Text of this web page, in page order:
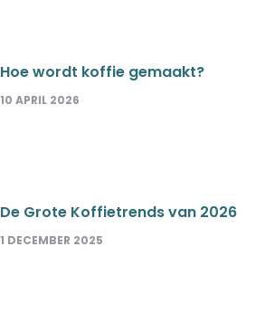
Hoe wordt koffie gemaakt?
10 APRIL 2026
De Grote Koffietrends van 2026
1 DECEMBER 2025